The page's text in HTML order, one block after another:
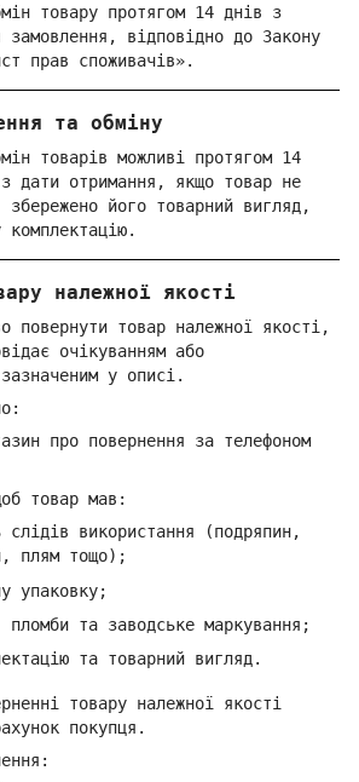
товару протягом 14 днів з
замовлення, відповідно до Закону
прав споживачів».
та обміну
товарів можливі протягом 14
дати отримання, якщо товар не
збережено його товарний вигляд,
належної якості
повернути товар належної якості,
очікуванням або
у описі.
про повернення за телефоном
товар мав:
слідів використання (подряпин,
плям тощо);
упаковку;
пломби та заводське маркування;
та товарний вигляд.
товару належної якості
покупця.